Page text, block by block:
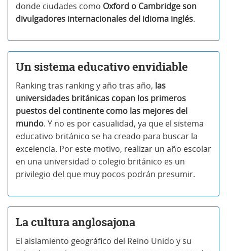
donde ciudades como Oxford o Cambridge son
divulgadores internacionales del idioma inglés.
Un sistema educativo envidiable
Ranking tras ranking y año tras año, las
universidades británicas copan los primeros
puestos del continente como las mejores del
mundo. Y no es por casualidad, ya que el sistema
educativo británico se ha creado para buscar la
excelencia. Por este motivo, realizar un año escolar
en una universidad o colegio británico es un
privilegio del que muy pocos podrán presumir.
La cultura anglosajona
El aislamiento geográfico del Reino Unido y su